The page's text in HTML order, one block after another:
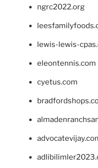
ngrc2022.org
lewis-lewis-
eleontennis.com
cyetus.com